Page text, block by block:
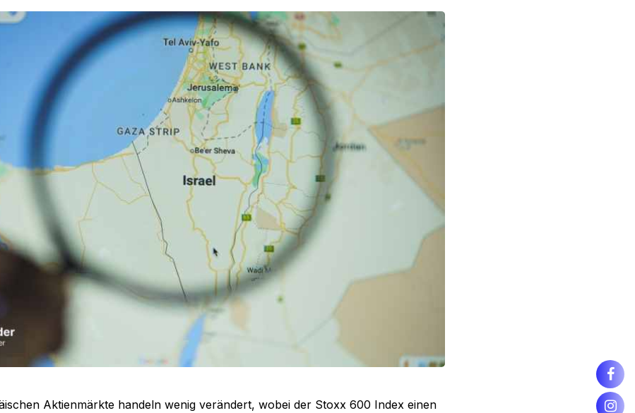
Aktienmärkte handeln wenig verändert, wobei der Stoxx 600 Index einen